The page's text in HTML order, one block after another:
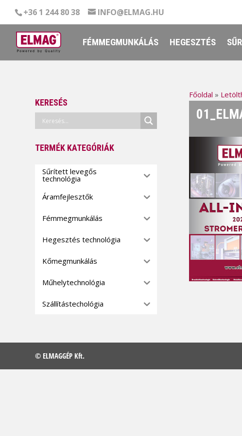
+36 1 244 80 38 INFO@ELMAG.HU
FÉMMEGMUNKÁLÁS HEGESZTÉS
Főoldal »
KERESÉS
TERMÉK KATEGÓRIÁK
Sűrített levegős
technológia
Áramfejlesztők
Fémmegmunkálás
Hegesztés technológia
Kőmegmunkálás
Műhelytechnológia
Szállítástechológia
© ELMAGGÉP Kft.